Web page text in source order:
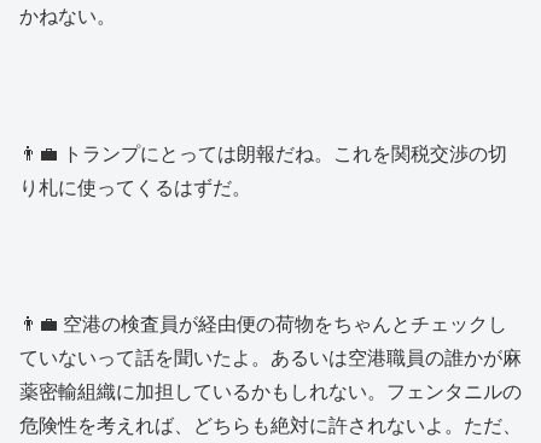
かねない。
👨‍💼 トランプにとっては朗報だね。これを関税交渉の切
り札に使ってくるはずだ。
👨‍💼 空港の検査員が経由便の荷物をちゃんとチェックし
ていないって話を聞いたよ。あるいは空港職員の誰かが麻
薬密輸組織に加担しているかもしれない。フェンタニルの
危険性を考えれば、どちらも絶対に許されないよ。ただ、